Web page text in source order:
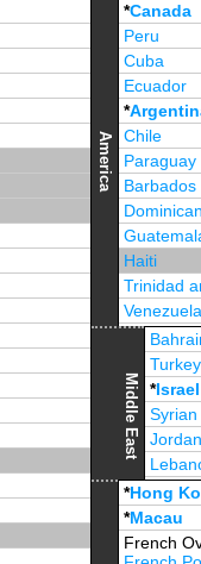
America
*Canada
Peru
Cuba
Ecuador
*
Chile
Paraguay
Barbados
Haiti
Trinidad
Jamaica
Middle East
Turkey
*Israel
*
*Hong
*Macau
French